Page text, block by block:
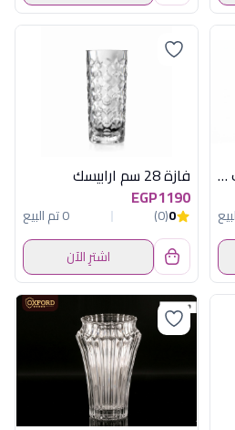
بولة استانلس بغطاء خشب اكسفورد OX-46
فازة 28 سم ارابيسك
EGP1190
0
(0)
0 تم البيع
اشترِ الآن